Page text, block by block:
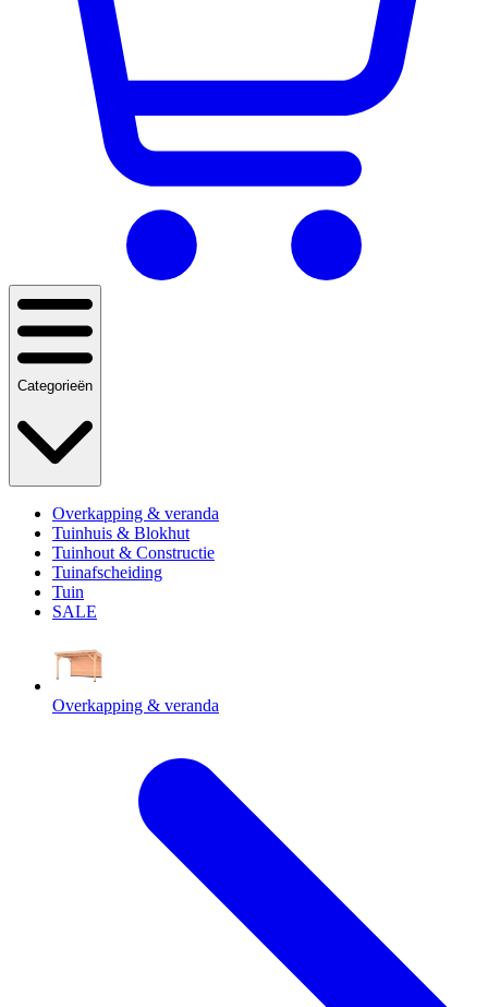
Categorieën
Overkapping & veranda
Tuinhuis & Blokhut
Tuinhout & Constructie
Tuinafscheiding
Tuin
SALE
Overkapping & veranda